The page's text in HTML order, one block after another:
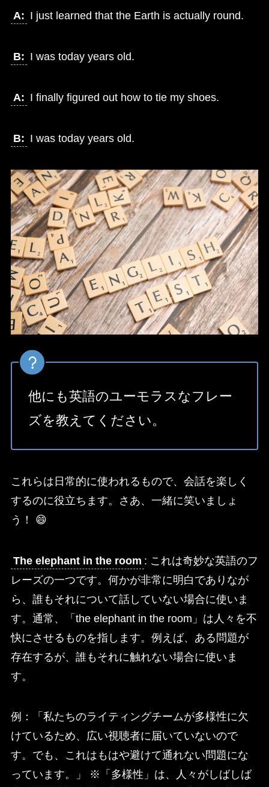
A: I just learned that the Earth is actually round.
B: I was today years old.
A: I finally figured out how to tie my shoes.
B: I was today years old.
他にも英語のユーモラスなフレー
ズを教えてください。
これらは日常的に使われるもので、会話を楽しく
するのに役立ちます。さあ、一緒に笑いましょ
う！ 😄
The elephant in the room : これは奇妙な英語のフ
レーズの一つです。何かが非常に明白でありなが
ら、誰もそれについて話していない場合に使いま
す。通常、「the elephant in the room」は人々を不
快にさせるものを指します。例えば、ある問題が
存在するが、誰もそれに触れない場合に使いま
す。
例：「私たちのライティングチームが多様性に欠
けているため、広い視聴者に届いていないので
す。でも、これはもはや避けて通れない問題にな
っています。」 ※「多様性」は、人々がしばしば